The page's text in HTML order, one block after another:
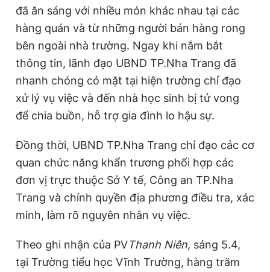
đã ăn sáng với nhiều món khác nhau tại các
hàng quán và từ những người bán hàng rong
bên ngoài nhà trường. Ngay khi nắm bắt
thông tin, lãnh đạo UBND TP.Nha Trang đã
nhanh chóng có mặt tại hiện trường chỉ đạo
xử lý vụ việc và đến nhà học sinh bị tử vong
để chia buồn, hỗ trợ gia đình lo hậu sự.
Đồng thời, UBND TP.Nha Trang chỉ đạo các cơ
quan chức năng khẩn trương phối hợp các
đơn vị trực thuộc Sở Y tế, Công an TP.Nha
Trang và chính quyền địa phương điều tra, xác
minh, làm rõ nguyên nhân vụ việc.
Theo ghi nhận của PVThanh Niên, sáng 5.4,
tại Trường tiểu học Vĩnh Trường, hàng trăm